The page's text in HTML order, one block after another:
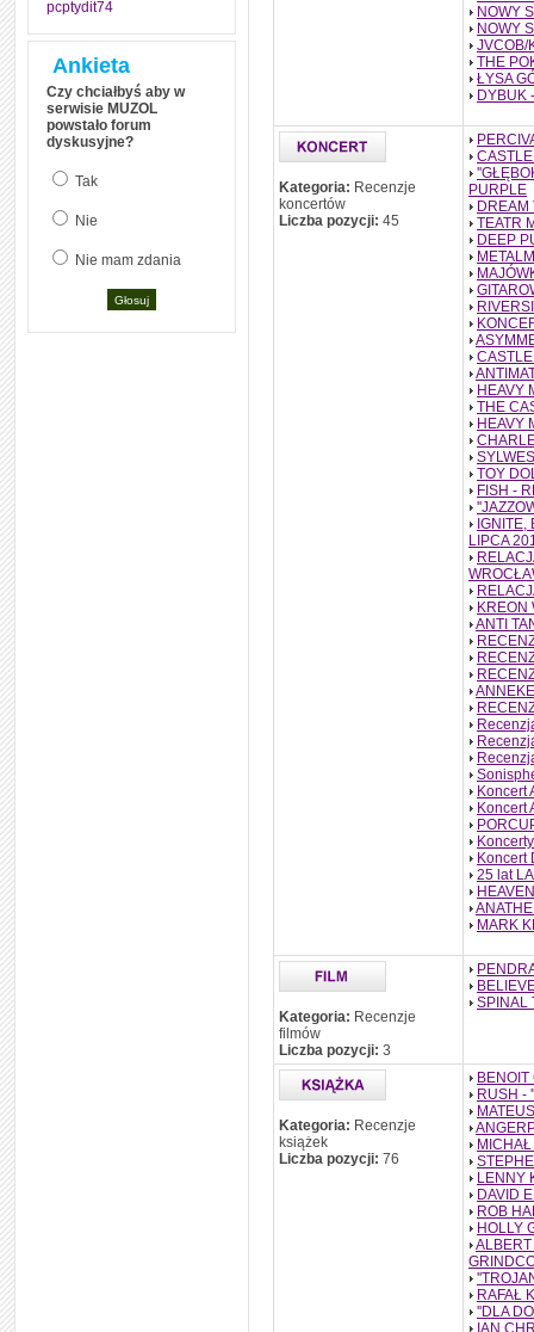
pcptydit74
Ankieta
Czy chciałbyś aby w
serwisie MUZOL
powstało forum
dyskusyjne?
Tak
Nie
Nie mam zdania
NOWY
NOWY
JVCOB/
THE
ŁYSA
DYBUK
Kategoria: Recenzje
koncertów
Liczba pozycji: 45
PURPLE
DREAM
TEATR
DEEP
HEAVY
THE
HEAVY
TOY
FISH -
LIPCA
KREON
ANTI
Koncert
Koncert
Koncert
25 lat
MARK
Kategoria: Recenzje
filmów
Liczba pozycji: 3
SPINAL
Kategoria: Recenzje
książek
Liczba pozycji: 76
RUSH -
LENNY
DAVID
ROB
HOLLY
ALBERT
RAFAŁ
''DLA
IAN